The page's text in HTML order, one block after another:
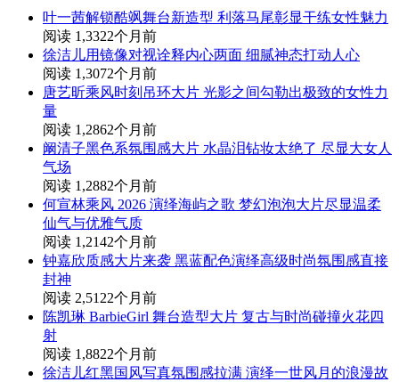
叶一茜解锁酷飒舞台新造型 利落马尾彰显干练女性魅力
阅读 1,3322个月前
徐洁儿用镜像对视诠释内心两面 细腻神态打动人心
阅读 1,3072个月前
唐艺昕乘风时刻吊环大片 光影之间勾勒出极致的女性力
量
阅读 1,2862个月前
阚清子黑色系氛围感大片 水晶泪钻妆太绝了 尽显大女人
气场
阅读 1,2882个月前
何宣林乘风 2026 演绎海屿之歌 梦幻泡泡大片尽显温柔
仙气与优雅气质
阅读 1,2142个月前
钟嘉欣质感大片来袭 黑蓝配色演绎高级时尚氛围感直接
封神
阅读 2,5122个月前
陈凯琳 BarbieGirl 舞台造型大片 复古与时尚碰撞火花四
射
阅读 1,8822个月前
徐洁儿红黑国风写真氛围感拉满 演绎一世风月的浪漫故